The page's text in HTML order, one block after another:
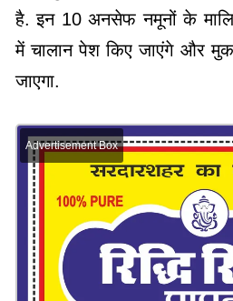
है. इन 10 अनसेफ नमूनों के
में चालान पेश किए जाएंगे और
जाएगा.
Advertisement Box